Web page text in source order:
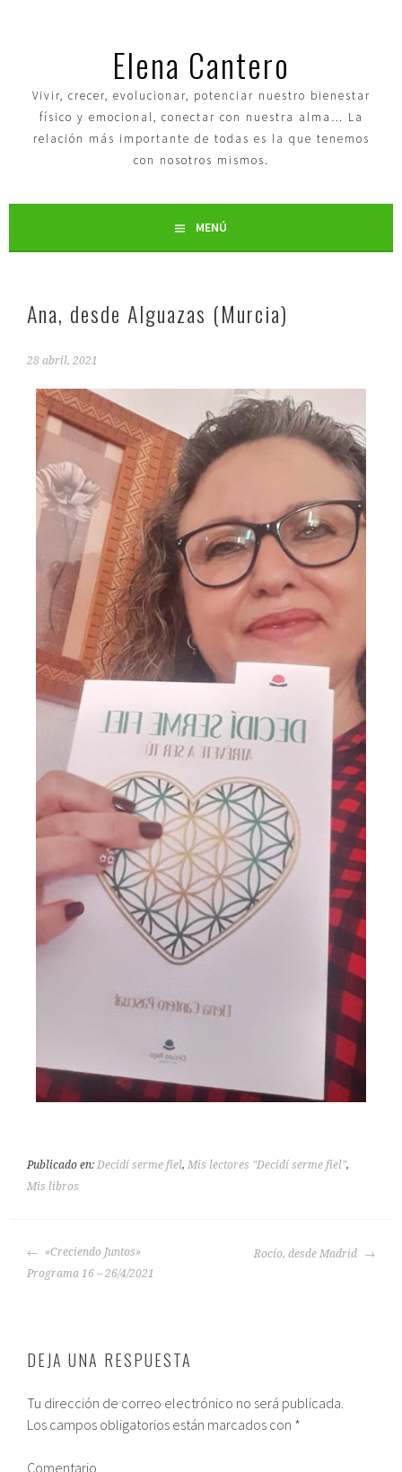
Elena Cantero
Vivir, crecer, evolucionar, potenciar nuestro bienestar
físico y emocional, conectar con nuestra alma… La
relación más importante de todas es la que tenemos
con nosotros mismos.
MENÚ
Ana, desde Alguazas (Murcia)
28 abril, 2021
Publicado en:Decidí serme fiel,Mis lectores "Decidí serme fiel",
Mis libros
«Creciendo Juntos»
Programa 16 – 26/4/2021
Rocío, desde Madrid
DEJA UNA RESPUESTA
Tu dirección de correo electrónico no será publicada.
Los campos obligatorios están marcados con *
Comentario